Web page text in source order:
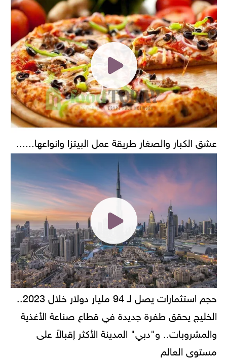
عشق الكبار والصغار طريقة عمل البيتزا وانواعها......
حجم استثمارات يصل لـ 94 مليار دولار خلال 2023..
الخليج يحقق طفرة جديدة في قطاع صناعة الأغذية
والمشروبات.. و"دبي" المدينة الأكثر إقبالاً على
مستوى العالم